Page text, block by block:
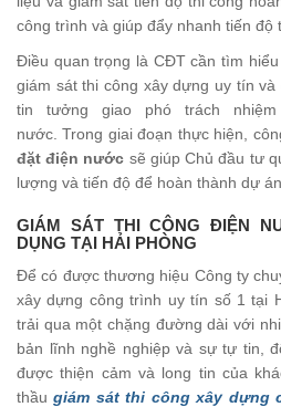
công trình và giúp đẩy nhanh tiến độ
Điều quan trọng là CĐT cần tìm
giám sát thi công xây dựng uy tín
tin tưởng giao phó trách
nước. Trong giai đoạn thực hiện,
đặt điện nước sẽ giúp Chủ đầu tư
lượng và tiến độ để hoàn thành dự
GIÁM SÁT THI CÔNG ĐIỆN
DỤNG TẠI HẢI PHÒNG
Để có được thương hiệu Công ty
xây dựng công trình uy tín số 1 tại
trải qua một chặng đường dài với
bản lĩnh nghề nghiệp và sự tự tin,
được thiện cảm và long tin của
thầugiám sát thi công xây dựng